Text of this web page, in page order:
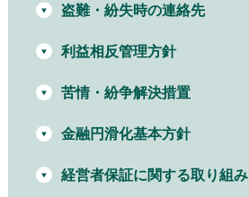
盗難・紛失時の連絡先
利益相反管理方針
苦情・紛争解決措置
金融円滑化基本方針
経営者保証に関する取り組み